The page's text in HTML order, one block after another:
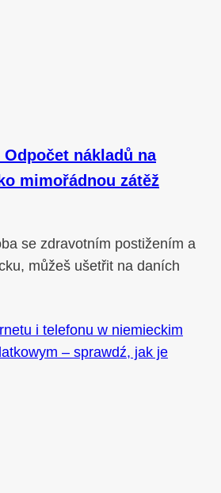
Odpočet nákladů na
mimořádnou zátěž
se zdravotním postižením a
můžeš ušetřit na daních